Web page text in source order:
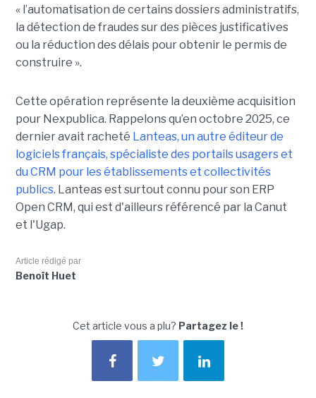
« l’automatisation de certains dossiers administratifs,
la détection de fraudes sur des pièces justificatives
ou la réduction des délais pour obtenir le permis de
construire ».
Cette opération représente la deuxième acquisition
pour Nexpublica. Rappelons qu’en octobre 2025, ce
dernier avait racheté Lanteas, un autre éditeur de
logiciels français, spécialiste des portails usagers et
du CRM pour les établissements et collectivités
publics. Lanteas est surtout connu pour son ERP
Open CRM, qui est d'ailleurs référencé par la Canut
et l'Ugap.
Article rédigé par
Benoît Huet
Cet article vous a plu? Partagez le !